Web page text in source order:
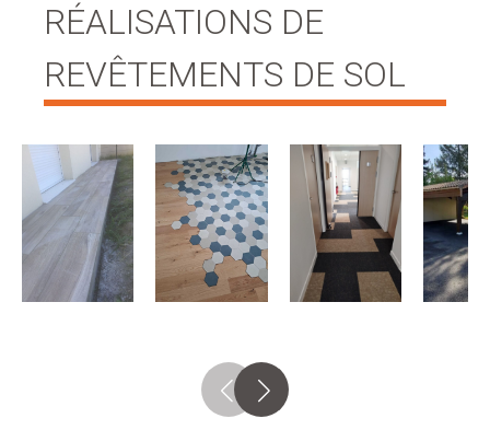
RÉALISATIONS DE
REVÊTEMENTS DE SOL